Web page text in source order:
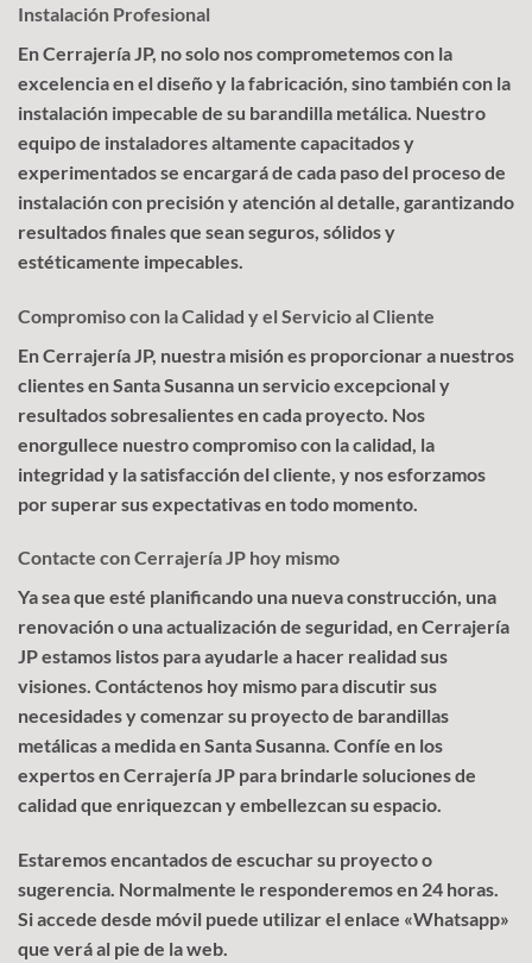
Instalación Profesional
En Cerrajería JP, no solo nos comprometemos con la
excelencia en el diseño y la fabricación, sino también con la
instalación impecable de su barandilla metálica. Nuestro
equipo de instaladores altamente capacitados y
experimentados se encargará de cada paso del proceso de
instalación con precisión y atención al detalle, garantizando
resultados finales que sean seguros, sólidos y
estéticamente impecables.
Compromiso con la Calidad y el Servicio al Cliente
En Cerrajería JP, nuestra misión es proporcionar a nuestros
clientes en Santa Susanna un servicio excepcional y
resultados sobresalientes en cada proyecto. Nos
enorgullece nuestro compromiso con la calidad, la
integridad y la satisfacción del cliente, y nos esforzamos
por superar sus expectativas en todo momento.
Contacte con Cerrajería JP hoy mismo
Ya sea que esté planificando una nueva construcción, una
renovación o una actualización de seguridad, en Cerrajería
JP estamos listos para ayudarle a hacer realidad sus
visiones. Contáctenos hoy mismo para discutir sus
necesidades y comenzar su proyecto de barandillas
metálicas a medida en Santa Susanna. Confíe en los
expertos en Cerrajería JP para brindarle soluciones de
calidad que enriquezcan y embellezcan su espacio.
Estaremos encantados de escuchar su proyecto o
sugerencia. Normalmente le responderemos en 24 horas.
Si accede desde móvil puede utilizar el enlace «Whatsapp»
que verá al pie de la web.